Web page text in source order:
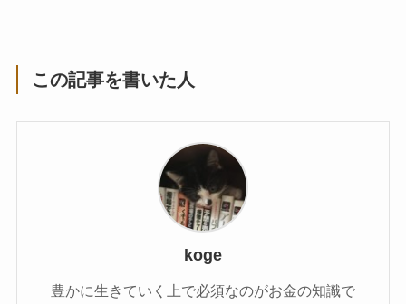
この記事を書いた人
koge
豊かに生きていく上で必須なのがお金の知識で